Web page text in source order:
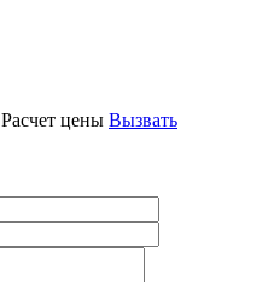
Расчет цены Вызвать